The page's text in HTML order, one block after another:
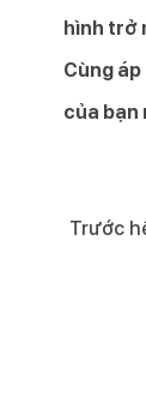
hình trở
Cùng
của bạn
Trước